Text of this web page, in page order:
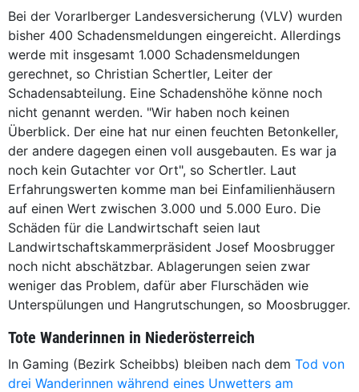
Bei der Vorarlberger Landesversicherung (VLV) wurden
bisher 400 Schadensmeldungen eingereicht. Allerdings
werde mit insgesamt 1.000 Schadensmeldungen
gerechnet, so Christian Schertler, Leiter der
Schadensabteilung. Eine Schadenshöhe könne noch
nicht genannt werden. "Wir haben noch keinen
Überblick. Der eine hat nur einen feuchten Betonkeller,
der andere dagegen einen voll ausgebauten. Es war ja
noch kein Gutachter vor Ort", so Schertler. Laut
Erfahrungswerten komme man bei Einfamilienhäusern
auf einen Wert zwischen 3.000 und 5.000 Euro. Die
Schäden für die Landwirtschaft seien laut
Landwirtschaftskammerpräsident Josef Moosbrugger
noch nicht abschätzbar. Ablagerungen seien zwar
weniger das Problem, dafür aber Flurschäden wie
Unterspülungen und Hangrutschungen, so Moosbrugger.
Tote Wanderinnen in Niederösterreich
In Gaming (Bezirk Scheibbs) bleiben nach dem Tod von
drei Wanderinnen während eines Unwetters am